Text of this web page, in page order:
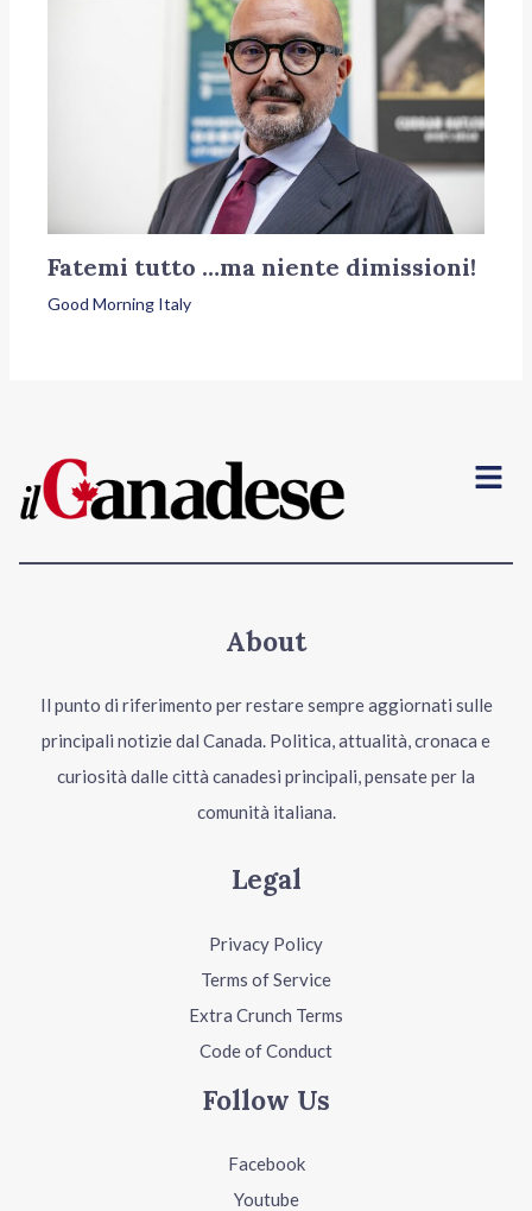
Fatemi tutto …ma niente dimissioni!
Good Morning Italy
Menu
About
Il punto di riferimento per restare sempre aggiornati sulle
principali notizie dal Canada. Politica, attualità, cronaca e
curiosità dalle città canadesi principali, pensate per la
comunità italiana.
Legal
Privacy Policy
Terms of Service
Extra Crunch Terms
Code of Conduct
Follow Us
Facebook
Youtube